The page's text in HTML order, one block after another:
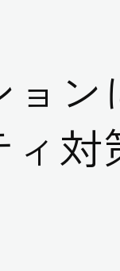
ン
ィ対